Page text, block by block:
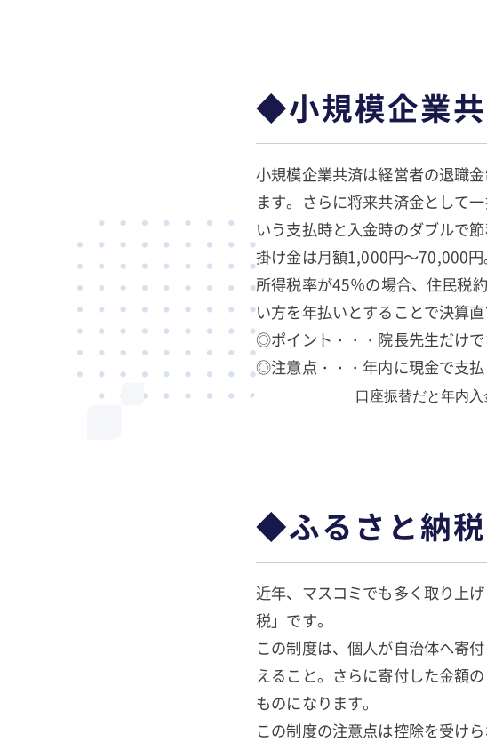
◆小規模企業
小規模企業共済は経営者の退職
ます。さらに将来共済金として
いう支払時と入金時のダブルで
掛け金は月額1,000円～70,000
所得税率が45％の場合、住民税
い方を年払いとすることで決算
◎ポイント・・・院長先生だけで
◎注意点・・・年内に現金で支払
口座振替だと年内入金に間
◆ふるさと納
近年、マスコミでも多く取り上
税」です。
この制度は、個人が自治体へ寄
えること。さらに寄付した金額
ものになります。
この制度の注意点は控除を受け